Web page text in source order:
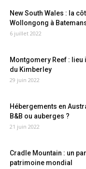
New South Wales : la
Wollongong à
6 juillet 2022
Montgomery Reef :
du Kimberley
29 juin 2022
Hébergements en
B&B ou auberges ?
21 juin 2022
Cradle Mountain : un
patrimoine mondial